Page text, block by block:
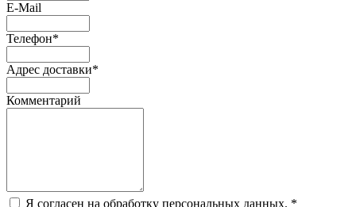
E-Mail
Телефон*
Адрес доставки*
Комментарий
Я согласен на обработку персональных данных. *